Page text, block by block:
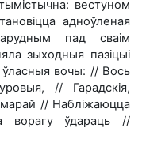
вестуном
адноўленая
пад сваім
зыходныя пазіцыі
вочы: // Вось
// Гарадскія,
// Набліжаюцца
ворагу ўдараць //